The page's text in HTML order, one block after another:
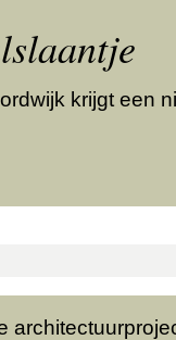
krijgt een